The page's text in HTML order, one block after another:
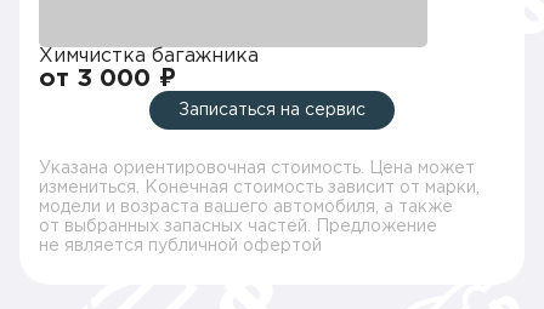
Химчистка багажника
от 3 000 ₽
Записаться на сервис
Указана ориентировочная стоимость. Цена может
измениться. Конечная стоимость зависит от марки,
модели и возраста вашего автомобиля, а также
от выбранных запасных частей. Предложение
не является публичной офертой